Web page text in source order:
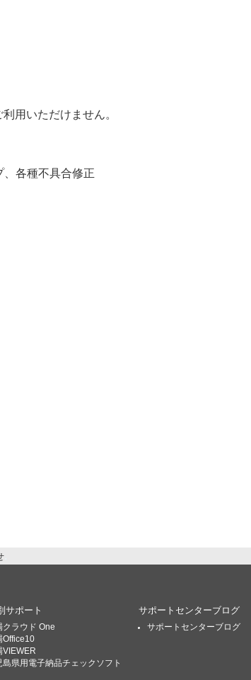
用いただけません。
各種不具合修正
サポート
クラウド One
Office10
VIEWER
島県用電子納品チェックソフト
サポートセンターブログ
サポートセンターブログ